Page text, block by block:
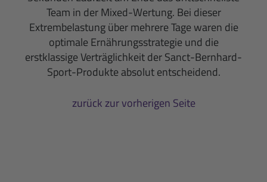
Team in der Mixed-Wertung. Bei dieser
Extrembelastung über mehrere Tage waren die
optimale Ernährungsstrategie und die
erstklassige Verträglichkeit der Sanct-Bernhard-
Sport-Produkte absolut entscheidend.
zurück zur vorherigen Seite